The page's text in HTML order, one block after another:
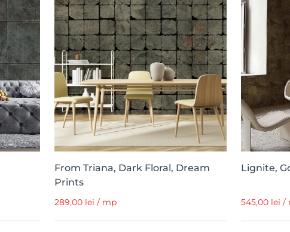
From Triana, Dark Floral, Dream
Prints
289,00 lei / mp
Lignite,
545,00 lei /